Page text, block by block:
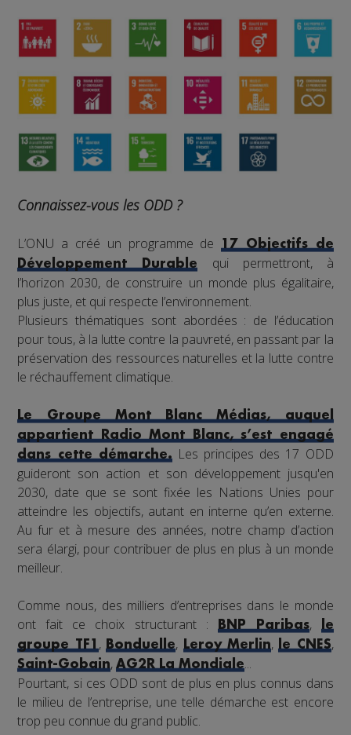
Connaissez-vous les ODD ?
L’ONU a créé un programme de17 Objectifs de
Développement Durable
qui permettront, à
l’horizon 2030, de construire un monde plus égalitaire,
plus juste, et qui respecte l’environnement.
Plusieurs thématiques sont abordées : de l’éducation
pour tous, à la lutte contre la pauvreté, en passant par la
préservation des ressources naturelles et la lutte contre
le réchauffement climatique.
Le Groupe Mont Blanc Médias, auquel
appartient Radio Mont Blanc, s’est engagé
dans cette démarche.Les principes des 17 ODD
guideront son action et son développement jusqu'en
2030, date que se sont fixée les Nations Unies pour
atteindre les objectifs, autant en interne qu’en externe.
Au fur et à mesure des années, notre champ d’action
sera élargi, pour contribuer de plus en plus à un monde
meilleur.
Comme nous, des milliers d’entreprises dans le monde
ont fait ce choix structurant :
BNP Paribas,
le
groupe TF1 , Bonduelle, Leroy Merlin, le CNES,
Saint-Gobain,AG2R La Mondiale...
Pourtant, si ces ODD sont de plus en plus connus dans
le milieu de l’entreprise, une telle démarche est encore
trop peu connue du grand public.